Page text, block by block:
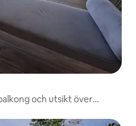
och utsikt över